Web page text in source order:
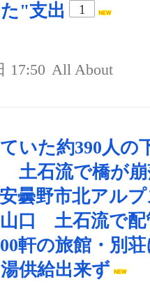
"支出
1
17:50 All About
いた約390人の
土石流で橋が
曇野市北アル
口 土石流で配
軒の旅館・別
供給出来ず